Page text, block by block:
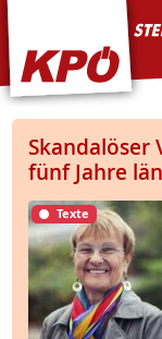
KPÖ Steiermark
Skandalöser
fünf Jahre
Texte